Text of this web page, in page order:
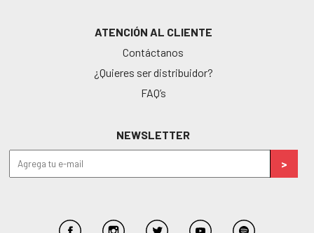
ATENCIÓN AL CLIENTE
Contáctanos
¿Quieres ser distribuidor?
FAQ’s
NEWSLETTER